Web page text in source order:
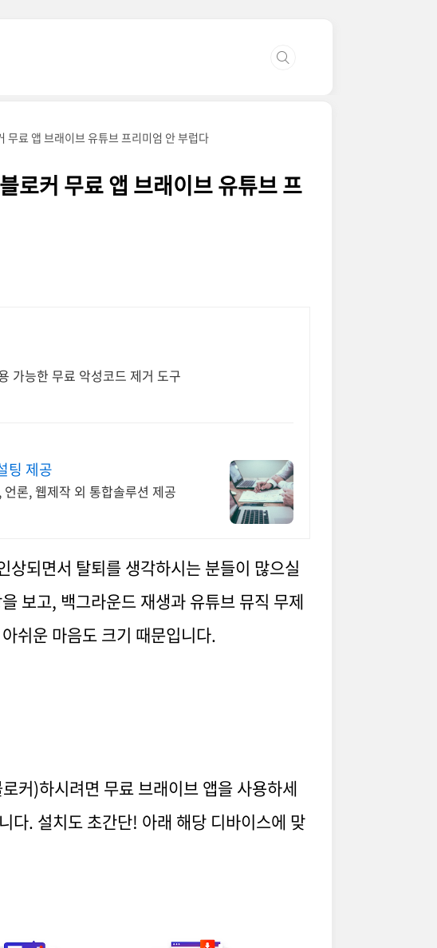
무료 앱 브래이브 유튜브 프리미엄 안 부럽다
로커 무료 앱 브래이브 유튜브 프
가능한 무료 악성코드 제거 도구
팅 제공
론, 웹제작 외 통합솔루션 제공
되면서 탈퇴를 생각하시는 분들이 많으실
보고, 백그라운드 재생과 유튜브 뮤직 무제
쉬운 마음도 크기 때문입니다.
커)하시려면 무료 브래이브 앱을 사용하세
다. 설치도 초간단! 아래 해당 디바이스에 맞